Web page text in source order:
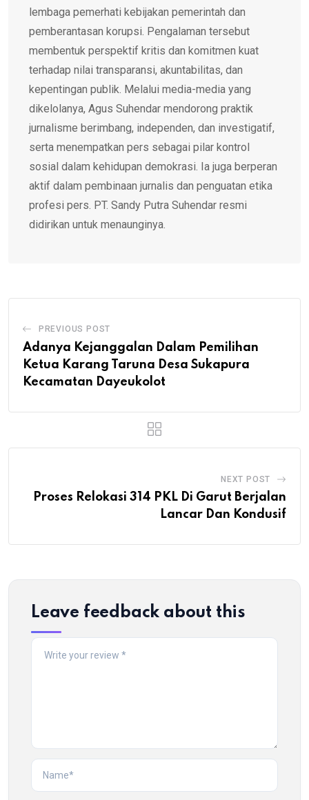
lembaga pemerhati kebijakan pemerintah dan
pemberantasan korupsi. Pengalaman tersebut
membentuk perspektif kritis dan komitmen kuat
terhadap nilai transparansi, akuntabilitas, dan
kepentingan publik. Melalui media-media yang
dikelolanya, Agus Suhendar mendorong praktik
jurnalisme berimbang, independen, dan investigatif,
serta menempatkan pers sebagai pilar kontrol
sosial dalam kehidupan demokrasi. Ia juga berperan
aktif dalam pembinaan jurnalis dan penguatan etika
profesi pers. PT. Sandy Putra Suhendar resmi
didirikan untuk menaunginya.
PREVIOUS POST
Adanya Kejanggalan Dalam Pemilihan
Ketua Karang Taruna Desa Sukapura
Kecamatan Dayeukolot
NEXT POST
Proses Relokasi 314 PKL Di Garut Berjalan
Lancar Dan Kondusif
Leave feedback about this